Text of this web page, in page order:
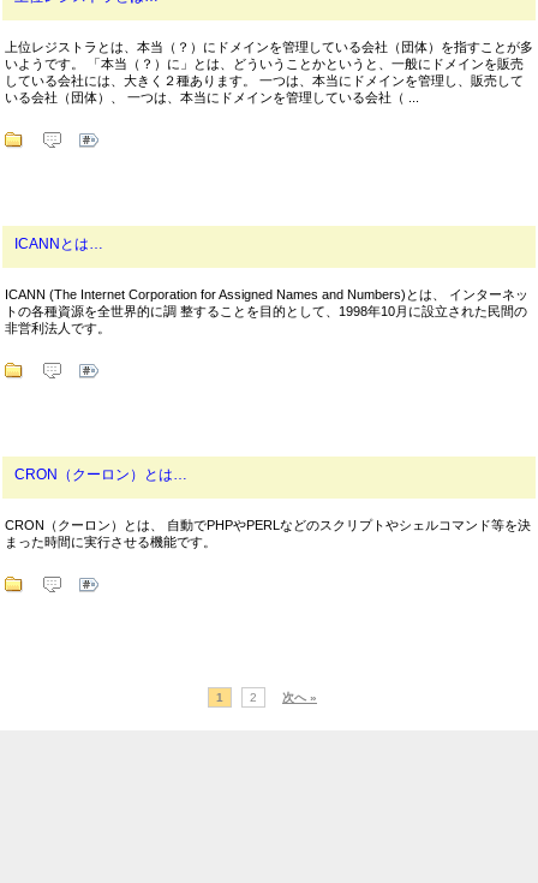
上位レジストラとは、本当（？）にドメインを管理している会社（団体）を指すことが多
いようです。 「本当（？）に」とは、どういうことかというと、一般にドメインを販売
している会社には、大きく２種あります。 一つは、本当にドメインを管理し、販売して
いる会社（団体）、 一つは、本当にドメインを管理している会社（ ...
ICANNとは…
ICANN (The Internet Corporation for Assigned Names and Numbers)とは、 インターネッ
トの各種資源を全世界的に調 整することを目的として、1998年10月に設立された民間の
非営利法人です。
CRON（クーロン）とは…
CRON（クーロン）とは、 自動でPHPやPERLなどのスクリプトやシェルコマンド等を決
まった時間に実行させる機能です。
1 2 次へ »